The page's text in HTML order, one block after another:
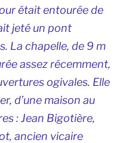
était entourée de
jeté un pont
La chapelle, de 9 m
assez récemment,
ogivales. Elle
d’une maison au
: Jean Bigotière,
ancien vicaire